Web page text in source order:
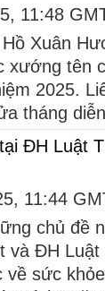
11:48
Xuân
tên
2025.
tháng
ĐH Luật
11:44
chủ đề
ĐH Luật
sức